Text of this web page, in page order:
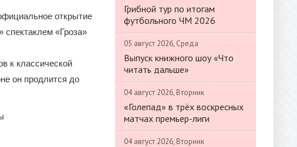
открытие
«Гроза»
к классической
он продлится до
Грибной тур по итогам
футбольного ЧМ 2026
05 август 2026, Среда
Выпуск книжного шоу «Что
читать дальше»
04 август 2026, Вторник
«Голепад» в трёх воскресных
матчах премьер-лиги
04 август 2026, Вторник